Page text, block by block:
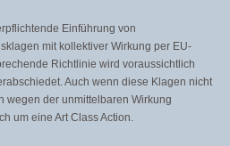
Einführung von
mit kollektiver Wirkung per EU-
Richtlinie wird voraussichtlich
Auch wenn diese Klagen nicht
wegen der unmittelbaren Wirkung
um eine Art Class Action.